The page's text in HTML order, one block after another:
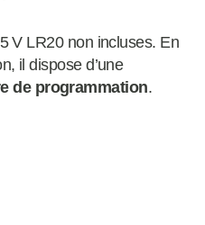
V LR20 non incluses. En
il dispose d’une
de programmation.